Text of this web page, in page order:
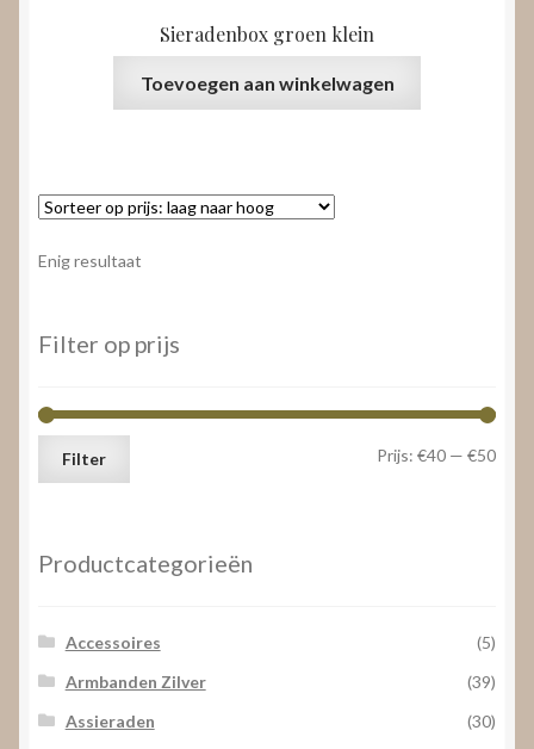
Sieradenbox groen klein
Toevoegen aan winkelwagen
Enig resultaat
Filter op prijs
Min.
Max.
Filter Prijs: €40 — €50
Productcategorieën
Accessoires
(5)
Armbanden Zilver
(39)
Assieraden
(30)